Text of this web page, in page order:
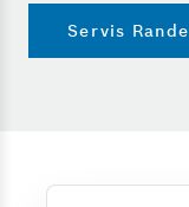
Servis